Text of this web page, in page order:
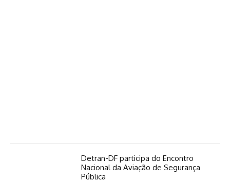
Detran-DF participa do Encontro
Nacional da Aviação de Segurança
Pública